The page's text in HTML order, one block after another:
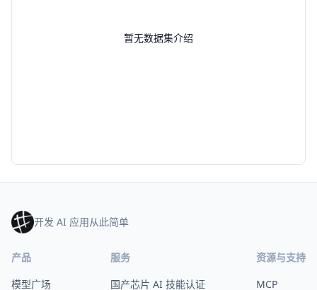
暂无数据集介绍
开发 AI 应用从此简单
产品
模型广场
服务
国产芯片 AI 技能认证
资源与支持
MCP